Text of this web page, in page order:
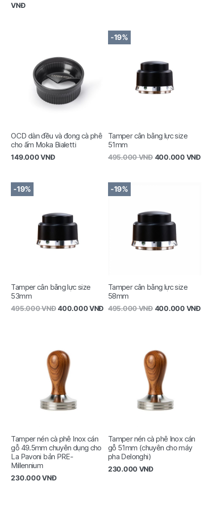
VNĐ
OCD dàn đều và đong cà phê
cho ấm Moka Bialetti
149.000VNĐ
-19%
Tamper cân bằng lực size
51mm
495.000VNĐ 400.000 VNĐ
-19%
Tamper cân bằng lực size
53mm
495.000VNĐ 400.000VNĐ
-19%
Tamper cân bằng lực size
58mm
495.000VNĐ 400.000 VNĐ
Tamper nén cà phê Inox cán
gỗ 49.5mm chuyên dụng cho
La Pavoni bản PRE-
Millennium
230.000VNĐ
Tamper nén cà phê Inox cán
gỗ 51mm (chuyên cho máy
pha Delonghi)
230.000 VNĐ